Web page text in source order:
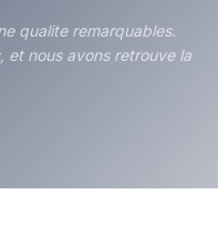
qualite remarquables.
et nous avons retrouve la